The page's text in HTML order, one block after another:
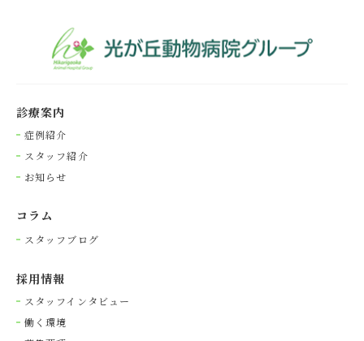
診療案内
症例紹介
スタッフ紹介
お知らせ
コラム
スタッフブログ
採⽤情報
スタッフインタビュー
働く環境